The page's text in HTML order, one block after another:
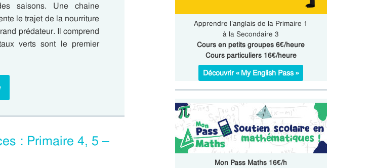
saisons. Une chaine
le trajet de la nourriture
prédateur. Il comprend
verts sont le premier
: Primaire 4, 5 –
Apprendre l’anglais de la Primaire 1
à la Secondaire 3
Cours en petits groupes 6€/heure
Cours particuliers 16€/heure
Découvrir « My English Pass »
Mon Pass Maths 16€/h